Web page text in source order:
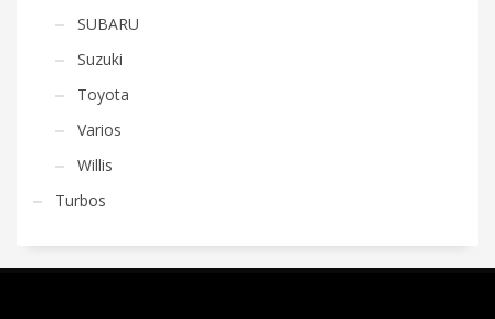
SUBARU
Suzuki
Toyota
Varios
Willis
Turbos